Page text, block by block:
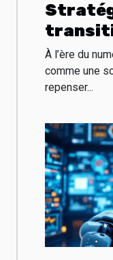
le
À l’ère du
comme une
repenser...